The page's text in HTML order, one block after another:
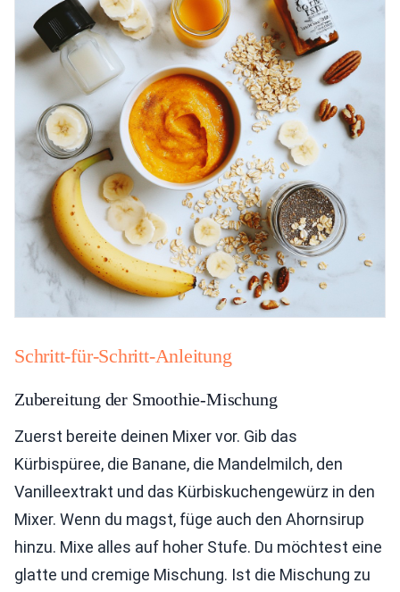
Schritt-für-Schritt-Anleitung
Zubereitung der Smoothie-Mischung
Zuerst bereite deinen Mixer vor. Gib das
Kürbispüree, die Banane, die Mandelmilch, den
Vanilleextrakt und das Kürbiskuchengewürz in den
Mixer. Wenn du magst, füge auch den Ahornsirup
hinzu. Mixe alles auf hoher Stufe. Du möchtest eine
glatte und cremige Mischung. Ist die Mischung zu